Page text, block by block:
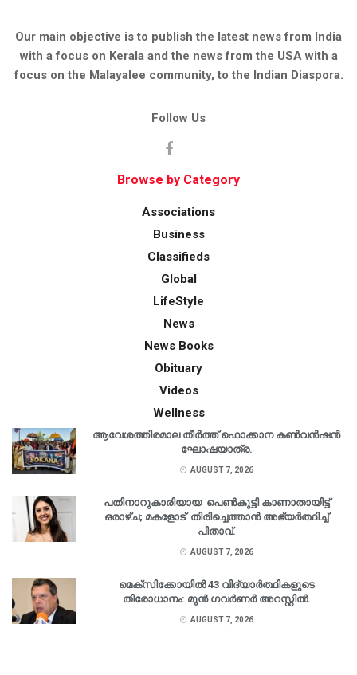
Our main objective is to publish the latest news from India
with a focus on Kerala and the news from the USA with a
focus on the Malayalee community, to the Indian Diaspora.
Follow Us
Browse by Category
Associations
Business
Classifieds
Global
LifeStyle
News
News Books
Obituary
Videos
Wellness
ആവേശത്തിരമാല തീർത്ത് ഫൊക്കാന കൺവൻഷൻ
ഘോഷയാത്ര.
AUGUST 7, 2026
പതിനാറുകാരിയായ പെൺകുട്ടി കാണാതായിട്ട്
ഒരാഴ്ച; മകളോട് തിരിച്ചെത്താൻ അഭ്യർത്ഥിച്ച്
പിതാവ്.
AUGUST 7, 2026
മെക്‌സിക്കോയിൽ 43 വിദ്യാർത്ഥികളുടെ
തിരോധാനം: മുൻ ഗവർണർ അറസ്റ്റിൽ.
AUGUST 7, 2026